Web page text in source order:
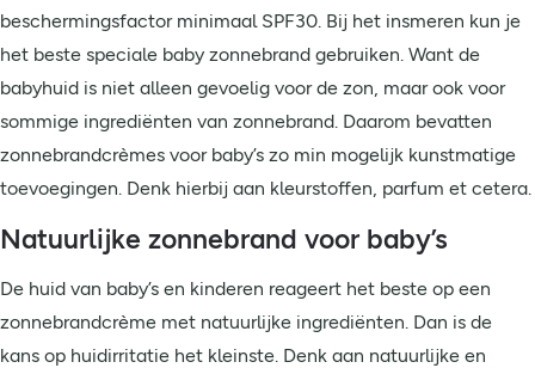
beschermingsfactor minimaal SPF30. Bij het insmeren kun je
het beste speciale baby zonnebrand gebruiken. Want de
babyhuid is niet alleen gevoelig voor de zon, maar ook voor
sommige ingrediënten van zonnebrand. Daarom bevatten
zonnebrandcrèmes voor baby’s zo min mogelijk kunstmatige
toevoegingen. Denk hierbij aan kleurstoffen, parfum et cetera.
Natuurlijke zonnebrand voor baby’s
De huid van baby’s en kinderen reageert het beste op een
zonnebrandcrème met natuurlijke ingrediënten. Dan is de
kans op huidirritatie het kleinste. Denk aan natuurlijke en